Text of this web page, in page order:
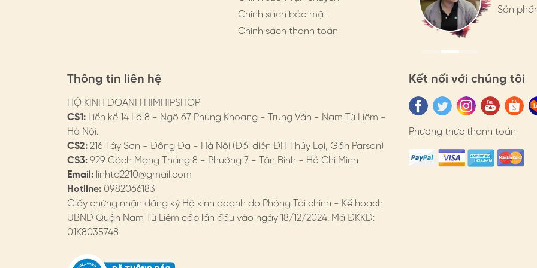
Chính sách bảo mật
Chính sách thanh toán
hàng
Sản
hàng
Thông tin liên hệ
HỘ KINH DOANH HIMHIPSHOP
CS1: Liền kề 14 Lô 8 - Ngõ 67 Phùng Khoang - Trung Văn - Nam Từ Liêm -
Hà Nội.
CS2: 216 Tây Sơn - Đống Đa - Hà Nội (Đối diện ĐH Thủy Lợi, Gần Parson)
CS3: 929 Cách Mạng Tháng 8 - Phường 7 - Tân Bình - Hồ Chí Minh
Email: linhtd2210@gmail.com
Hotline: 0982066183
Giấy chứng nhận đăng ký Hộ kinh doanh do Phòng Tài chính - Kế hoạch
UBND Quận Nam Từ Liêm cấp lần đầu vào ngày 18/12/2024. Mã ĐKKD:
01K8035748
Kết nối với chúng tôi
Phương thức thanh toán